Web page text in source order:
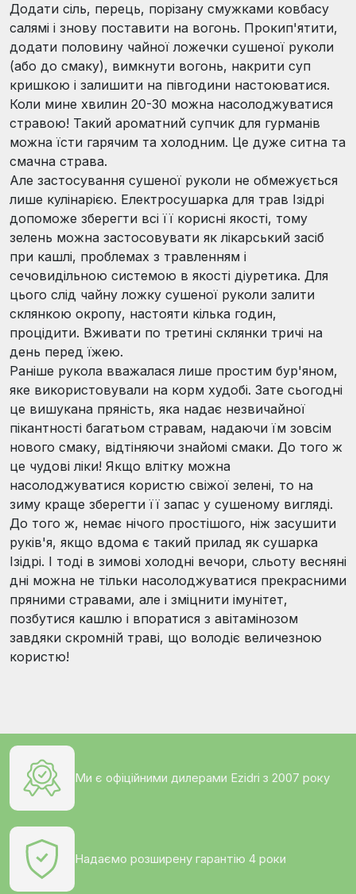
Додати сіль, перець, порізану смужками ковбасу
салямі і знову поставити на вогонь. Прокип'ятити,
додати половину чайної ложечки сушеної руколи
(або до смаку), вимкнути вогонь, накрити суп
кришкою і залишити на півгодини настоюватися.
Коли мине хвилин 20-30 можна насолоджуватися
стравою! Такий ароматний супчик для гурманів
можна їсти гарячим та холодним. Це дуже ситна та
смачна страва.
Але застосування сушеної руколи не обмежується
лише кулінарією. Електросушарка для трав Ізідрі
допоможе зберегти всі її корисні якості, тому
зелень можна застосовувати як лікарський засіб
при кашлі, проблемах з травленням і
сечовидільною системою в якості діуретика. Для
цього слід чайну ложку сушеної руколи залити
склянкою окропу, настояти кілька годин,
процідити. Вживати по третині склянки тричі на
день перед їжею.
Раніше рукола вважалася лише простим бур'яном,
яке використовували на корм худобі. Зате сьогодні
це вишукана пряність, яка надає незвичайної
пікантності багатьом стравам, надаючи їм зовсім
нового смаку, відтіняючи знайомі смаки. До того ж
це чудові ліки! Якщо влітку можна
насолоджуватися користю свіжої зелені, то на
зиму краще зберегти її запас у сушеному вигляді.
До того ж, немає нічого простішого, ніж засушити
руків'я, якщо вдома є такий прилад як сушарка
Ізідрі. І тоді в зимові холодні вечори, сльоту весняні
дні можна не тільки насолоджуватися прекрасними
пряними стравами, але і зміцнити імунітет,
позбутися кашлю і впоратися з авітамінозом
завдяки скромній траві, що володіє величезною
користю!
Ми є офіційними дилерами Ezidri з 2007 року
Надаємо розширену гарантію 4 роки